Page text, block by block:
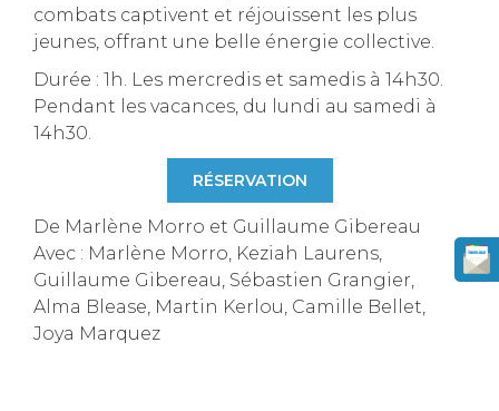
combats captivent et réjouissent les plus
jeunes, offrant une belle énergie collective.
Durée : 1h. Les mercredis et samedis à 14h30.
Pendant les vacances, du lundi au samedi à
14h30.
RÉSERVATION
De Marlène Morro et Guillaume Gibereau
Avec : Marlène Morro, Keziah Laurens,
Guillaume Gibereau, Sébastien Grangier,
Alma Blease, Martin Kerlou, Camille Bellet,
Joya Marquez